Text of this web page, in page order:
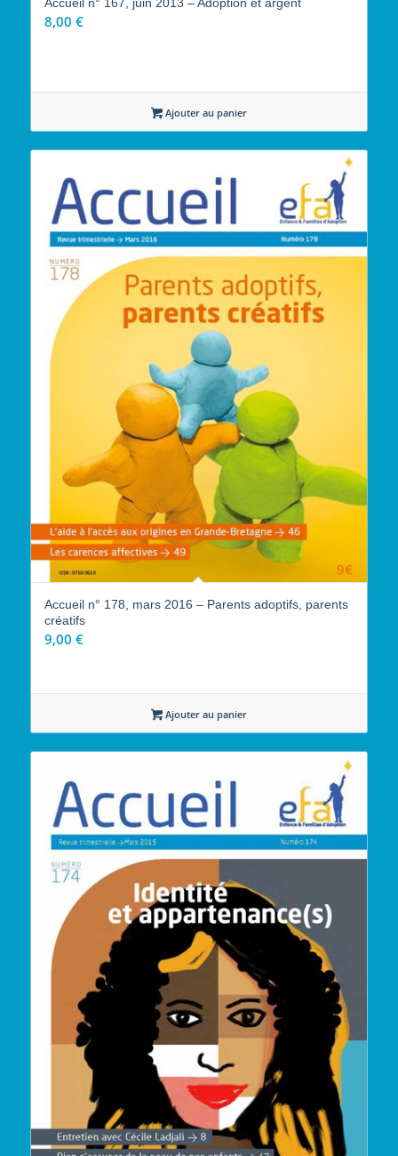
8,00 €
Ajouter au panier
Accueil n° 178, mars 2016 – Parents adoptifs, parents
créatifs
9,00 €
Ajouter au panier